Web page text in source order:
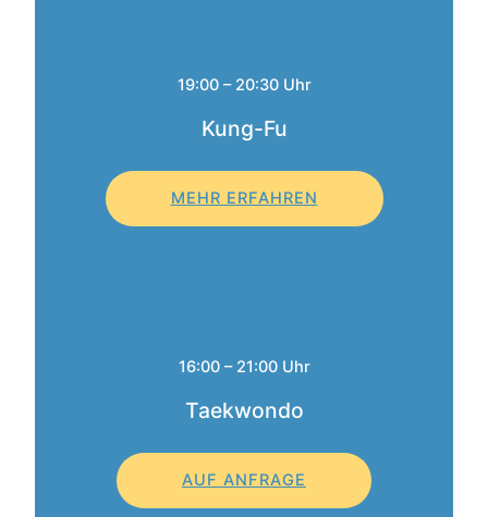
19:00 – 20:30 Uhr
Kung-Fu
MEHR ERFAHREN
16:00 – 21:00 Uhr
Taekwondo
AUF ANFRAGE